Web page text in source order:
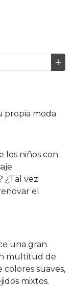
propia moda
los niños con
¿Tal vez
el
una gran
multitud de
suaves,
mixtos.